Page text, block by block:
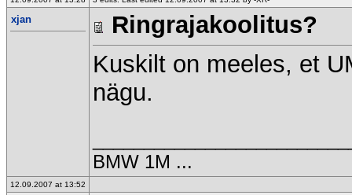
xjan
Ringrajakoolitus?
Kuskilt on meeles, et
nägu.
BMW 1M ...
12.09.2007 at 13:52